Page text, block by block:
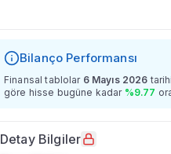
Bilanço Performansı
Finansal tablolar 6 Mayıs 2026
göre hisse bugüne kadar %9.77
Detay Bilgiler